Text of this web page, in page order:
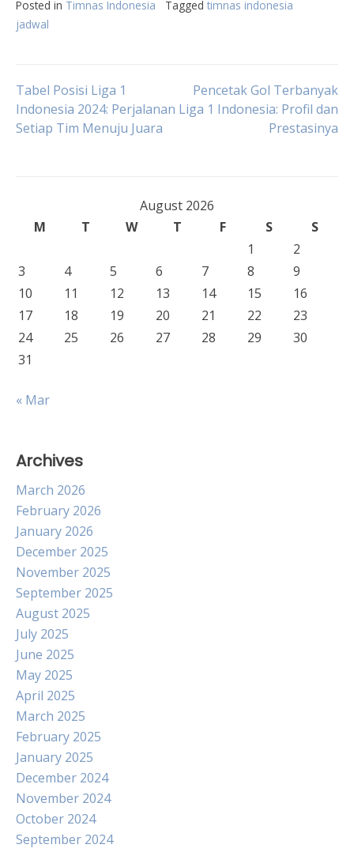
Posted in Timnas Indonesia Tagged timnas indonesia
jadwal
Post
navigation
Tabel Posisi Liga 1
Indonesia 2024: Perjalanan
Setiap Tim Menuju Juara
Pencetak Gol Terbanyak
Liga 1 Indonesia: Profil dan
Prestasinya
August 2026
M
T W T F S
S
1
2
3
4 5 6 7 8
9
10
11 12 13 14 15
16
17
18 19 20 21 22
23
24
25 26 27 28 29
30
31
« Mar
Archives
March 2026
February 2026
January 2026
December 2025
November 2025
September 2025
August 2025
July 2025
June 2025
May 2025
April 2025
March 2025
February 2025
January 2025
December 2024
November 2024
October 2024
September 2024